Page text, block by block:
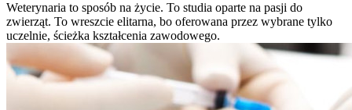
Weterynaria to sposób na życie. To studia oparte na pasji do
zwierząt. To wreszcie elitarna, bo oferowana przez wybrane tylko
uczelnie, ścieżka kształcenia zawodowego.